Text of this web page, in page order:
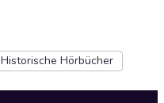
Historische Hörbücher